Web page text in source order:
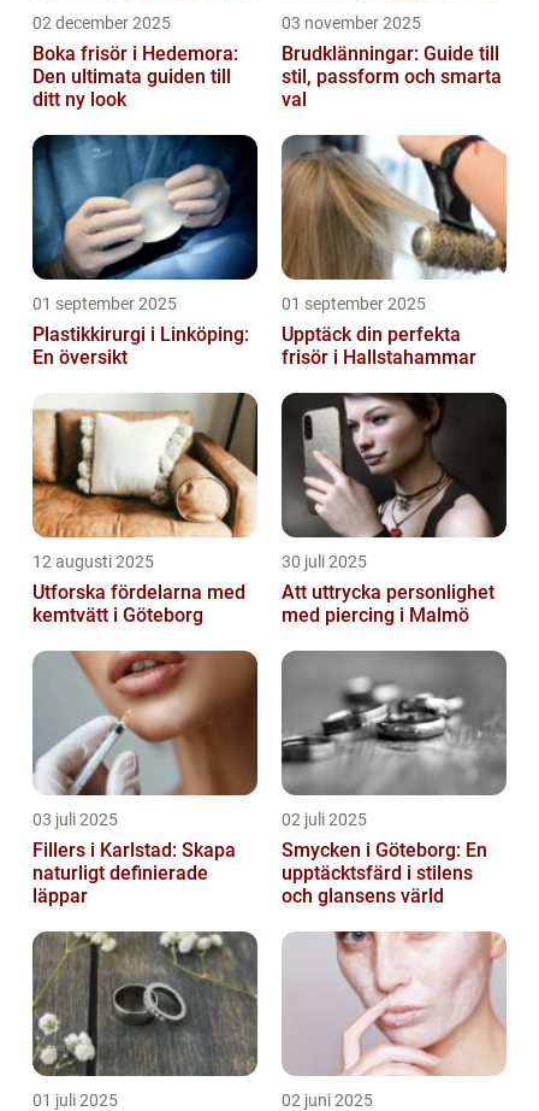
02 december 2025
Boka frisör i Hedemora:
Den ultimata guiden till
ditt ny look
03 november 2025
Brudklänningar: Guide till
stil, passform och smarta
val
01 september 2025
Plastikkirurgi i Linköping:
En översikt
01 september 2025
Upptäck din perfekta
frisör i Hallstahammar
12 augusti 2025
Utforska fördelarna med
kemtvätt i Göteborg
30 juli 2025
Att uttrycka personlighet
med piercing i Malmö
03 juli 2025
Fillers i Karlstad: Skapa
naturligt definierade
läppar
02 juli 2025
Smycken i Göteborg: En
upptäcktsfärd i stilens
och glansens värld
01 juli 2025 02 juni 2025